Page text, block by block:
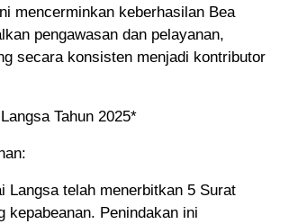
mencerminkan keberhasilan Bea
pengawasan dan pelayanan,
secara konsisten menjadi kontributor
Tahun 2025*
Langsa telah menerbitkan 5 Surat
kepabeanan. Penindakan ini